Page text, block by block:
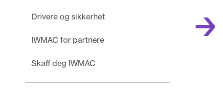
Drivere og sikkerhet
IWMAC for partnere
Skaff deg IWMAC